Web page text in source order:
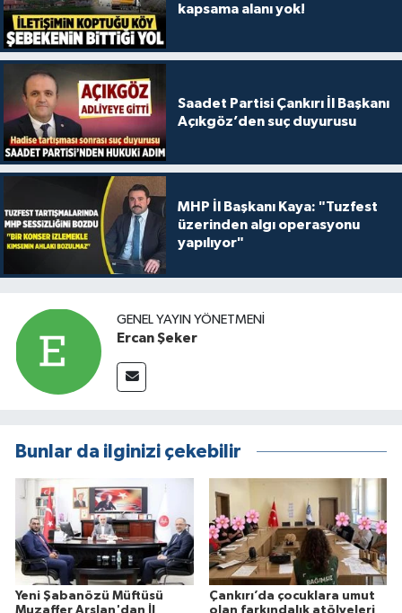
kapsama alanı yok!
Saadet Partisi Çankırı İl Başkanı
Açıkgöz’den suç duyurusu
MHP İl Başkanı Kaya: "Tuzfest
üzerinden algı operasyonu
yapılıyor"
GENEL YAYIN YÖNETMENI
Ercan Şeker
Bunlar da ilginizi çekebilir
Yeni Şabanözü Müftüsü
Muzaffer Arslan'dan İl
Çankırı’da çocuklara umut
olan farkındalık atölyeleri